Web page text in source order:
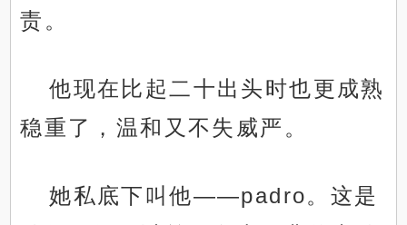
责。
他现在比起二十出头时也更成熟
稳重了，温和又不失威严。
她私底下叫他——padro。这是